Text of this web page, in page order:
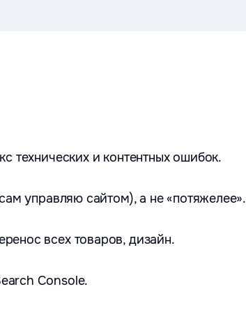
технических и контентных ошибок.
управляю сайтом), а не «потяжелее».
всех товаров, дизайн.
Console.